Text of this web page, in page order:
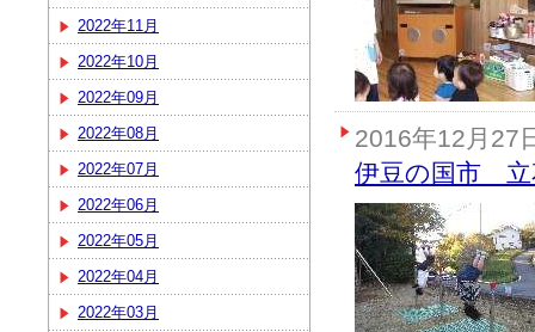
2022年11月
2022年10月
2022年09月
2022年08月
2022年07月
2022年06月
2022年05月
2022年04月
2022年03月
2016年12月27
伊豆の国市 立